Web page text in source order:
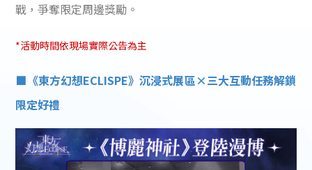
戰，爭奪限定周邊獎勵。
*活動時間依現場實際公告為主
■《東方幻想ECLISPE》沉浸式展區×三大互動任務解鎖
限定好禮